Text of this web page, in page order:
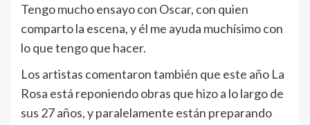
Tengo mucho ensayo con Oscar, con quien
comparto la escena, y él me ayuda muchísimo con
lo que tengo que hacer.
Los artistas comentaron también que este año La
Rosa está reponiendo obras que hizo a lo largo de
sus 27 años, y paralelamente están preparando